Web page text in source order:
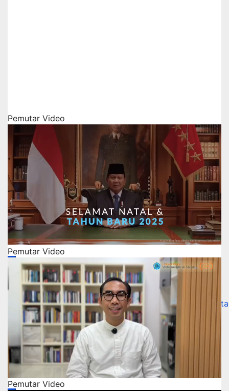
Pemutar Video
00:00
00:00
01:28
Gunakan Anak Panah Atas/Bawah untuk menaikkan
Pemutar Video
Pemutar Video